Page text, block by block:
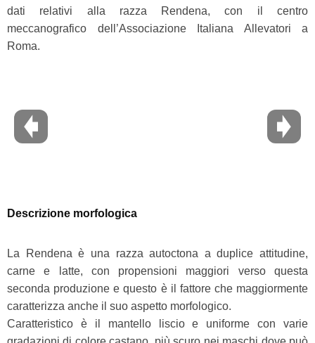
dati relativi alla razza Rendena, con il centro
meccanografico dell’Associazione Italiana Allevatori a
Roma.
Descrizione morfologica
La Rendena è una razza autoctona a duplice attitudine,
carne e latte, con propensioni maggiori verso questa
seconda produzione e questo è il fattore che maggiormente
caratterizza anche il suo aspetto morfologico.
Caratteristico è il mantello liscio e uniforme con varie